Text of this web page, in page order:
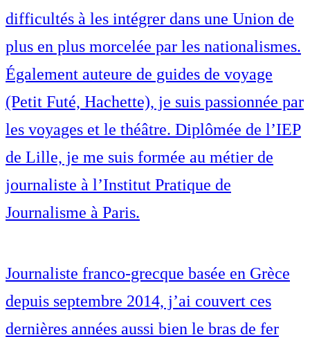
difficultés à les intégrer dans une Union de
plus en plus morcelée par les nationalismes.
Également auteure de guides de voyage
(Petit Futé, Hachette), je suis passionnée par
les voyages et le théâtre. Diplômée de l’IEP
de Lille, je me suis formée au métier de
journaliste à l’Institut Pratique de
Journalisme à Paris.
Journaliste franco-grecque basée en Grèce
depuis septembre 2014, j’ai couvert ces
dernières années aussi bien le bras de fer